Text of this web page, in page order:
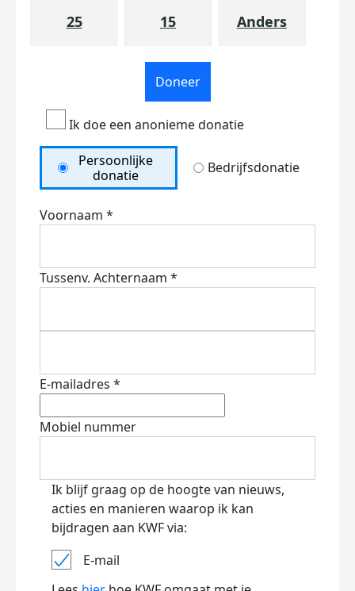
25 15 Anders
Doneer
Ik doe een anonieme donatie
Persoonlijke
donatie
Bedrijfsdonatie
Voornaam *
Tussenv. Achternaam *
E-mailadres *
Mobiel nummer
Ik blijf graag op de hoogte van nieuws,
acties en manieren waarop ik kan
bijdragen aan KWF via:
E-mail